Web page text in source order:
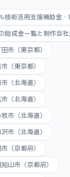
術活用支援補助金
助成金一覧と制作会
田市（東京都）
（東京都）
（北海道）
（北海道）
市（北海道）
市（北海道）
（京都府）
知山市（京都府）